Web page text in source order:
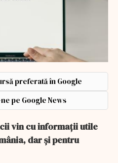
preferată în Google
pe Google News
vin cu informaţii utile
dar şi pentru